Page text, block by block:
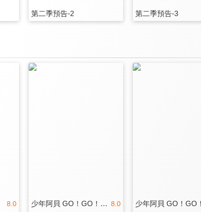
第二季預告-2 第二季預告-3
8.0 8.0
少年阿貝 GO！GO！小芝麻 第二季